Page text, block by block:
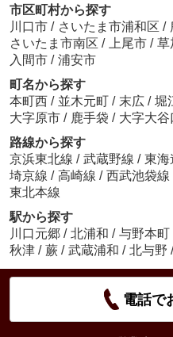
市区町村から探す
川口市 / さいたま市浦和区 /
さいたま市南区 / 上尾市 / 草
入間市 / 浦安市
町名から探す
本町西 / 並木元町 / 末広 / 堀
大字原市 / 鹿手袋 / 大字大谷
路線から探す
京浜東北線 / 武蔵野線 / 東海
埼京線 / 高崎線 / 西武池袋線
東北本線
駅から探す
川口元郷 / 北浦和 / 与野本町
秋津 / 蕨 / 武蔵浦和 / 北与野 /
電話で